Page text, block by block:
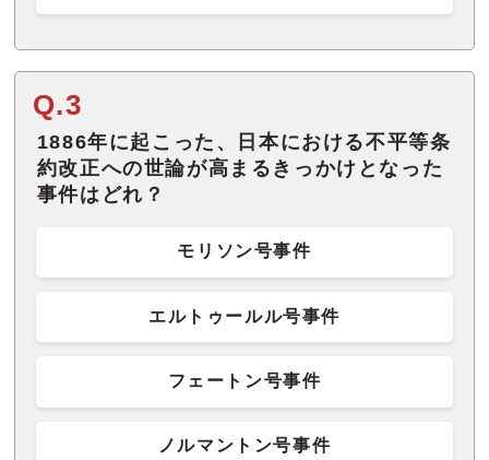
Q.3
1886年に起こった、日本における不平等条
約改正への世論が高まるきっかけとなった
事件はどれ？
モリソン号事件
エルトゥールル号事件
フェートン号事件
ノルマントン号事件